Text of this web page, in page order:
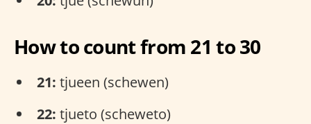
How to count from 21 to 30
21: tjueen (schewen)
22: tjueto (scheweto)